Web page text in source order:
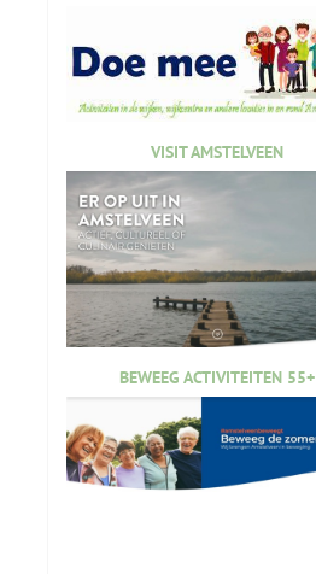
VISIT AMSTELVEEN
BEWEEG ACTIVITEITEN 55+